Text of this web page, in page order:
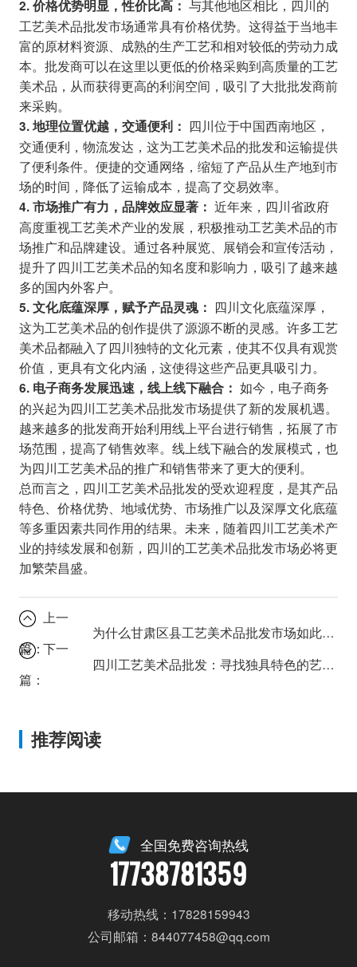
2. 价格优势明显，性价比高： 与其他地区相比，四川的
工艺美术品批发市场通常具有价格优势。这得益于当地丰
富的原材料资源、成熟的生产工艺和相对较低的劳动力成
本。批发商可以在这里以更低的价格采购到高质量的工艺
美术品，从而获得更高的利润空间，吸引了大批批发商前
来采购。
3. 地理位置优越，交通便利： 四川位于中国西南地区，
交通便利，物流发达，这为工艺美术品的批发和运输提供
了便利条件。便捷的交通网络，缩短了产品从生产地到市
场的时间，降低了运输成本，提高了交易效率。
4. 市场推广有力，品牌效应显著： 近年来，四川省政府
高度重视工艺美术产业的发展，积极推动工艺美术品的市
场推广和品牌建设。通过各种展览、展销会和宣传活动，
提升了四川工艺美术品的知名度和影响力，吸引了越来越
多的国内外客户。
5. 文化底蕴深厚，赋予产品灵魂： 四川文化底蕴深厚，
这为工艺美术品的创作提供了源源不断的灵感。许多工艺
美术品都融入了四川独特的文化元素，使其不仅具有观赏
价值，更具有文化内涵，这使得这些产品更具吸引力。
6. 电子商务发展迅速，线上线下融合： 如今，电子商务
的兴起为四川工艺美术品批发市场提供了新的发展机遇。
越来越多的批发商开始利用线上平台进行销售，拓展了市
场范围，提高了销售效率。线上线下融合的发展模式，也
为四川工艺美术品的推广和销售带来了更大的便利。
总而言之，四川工艺美术品批发的受欢迎程度，是其产品
特色、价格优势、地域优势、市场推广以及深厚文化底蕴
等多重因素共同作用的结果。未来，随着四川工艺美术产
业的持续发展和创新，四川的工艺美术品批发市场必将更
加繁荣昌盛。
上一
篇：
为什么甘肃区县工艺美术品批发市场如此火爆？
下一
篇：
四川工艺美术品批发：寻找独具特色的艺术品
推荐阅读
全国免费咨询热线
17738781359
移动热线：17828159943
公司邮箱：844077458@qq.com